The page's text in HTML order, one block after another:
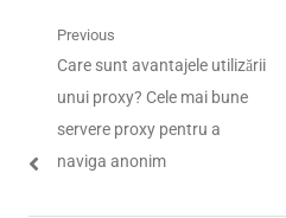
Navigare
articole
Previous
Previous
post:
Care sunt avantajele utilizării
unui proxy? Cele mai bune
servere proxy pentru a
naviga anonim